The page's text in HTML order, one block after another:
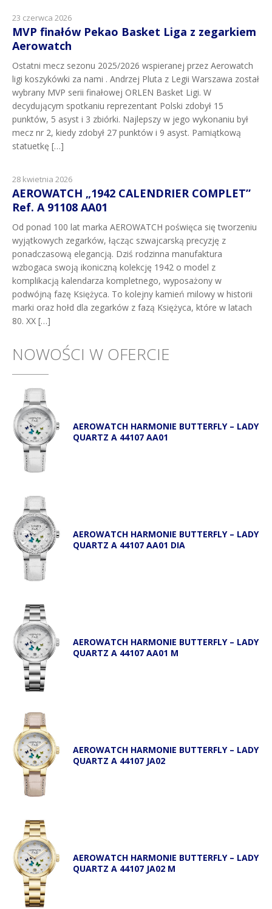
23 czerwca 2026
MVP finałów Pekao Basket Liga z zegarkiem
Aerowatch
Ostatni mecz sezonu 2025/2026 wspieranej przez Aerowatch
ligi koszykówki za nami . Andrzej Pluta z Legii Warszawa został
wybrany MVP serii finałowej ORLEN Basket Ligi. W
decydującym spotkaniu reprezentant Polski zdobył 15
punktów, 5 asyst i 3 zbiórki. Najlepszy w jego wykonaniu był
mecz nr 2, kiedy zdobył 27 punktów i 9 asyst. Pamiątkową
statuetkę […]
28 kwietnia 2026
AEROWATCH „1942 CALENDRIER COMPLET”
Ref. A 91108 AA01
Od ponad 100 lat marka AEROWATCH poświęca się tworzeniu
wyjątkowych zegarków, łącząc szwajcarską precyzję z
ponadczasową elegancją. Dziś rodzinna manufaktura
wzbogaca swoją ikoniczną kolekcję 1942 o model z
komplikacją kalendarza kompletnego, wyposażony w
podwójną fazę Księżyca. To kolejny kamień milowy w historii
marki oraz hołd dla zegarków z fazą Księżyca, które w latach
80. XX […]
NOWOŚCI W OFERCIE
AEROWATCH HARMONIE BUTTERFLY – LADY
QUARTZ A 44107 AA01
AEROWATCH HARMONIE BUTTERFLY – LADY
QUARTZ A 44107 AA01 DIA
AEROWATCH HARMONIE BUTTERFLY – LADY
QUARTZ A 44107 AA01 M
AEROWATCH HARMONIE BUTTERFLY – LADY
QUARTZ A 44107 JA02
AEROWATCH HARMONIE BUTTERFLY – LADY
QUARTZ A 44107 JA02 M